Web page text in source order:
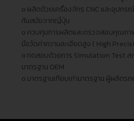
ᴏ ผลิตด้วยเครื่องจักร CNC และอุปกร
ทันสมัยจากญี่ปุ่น
ᴏ ควบคุมการผลิตและตรวจสอบคุณภา
มือวัดค่าความละเอียดสูง ( High
ᴏ ทดสอบด้วยการ Simulation Test สภ
มาตรฐาน OEM
ᴏ มาตรฐานเทียบเท่ามาตรฐาน ผู้ผลิตร